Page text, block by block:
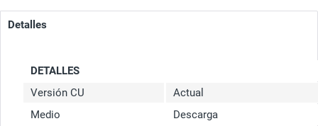
Detalles
DETALLES
Versión CU
Actual
Medio
Descarga